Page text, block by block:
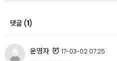
댓글 (1)
운영자 17-03-02 07:25